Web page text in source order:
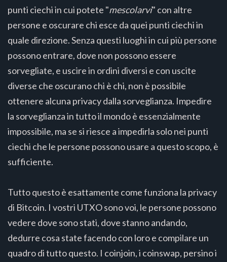
punti ciechi in cui potete "mescolarvi" con altre
persone e oscurare chi esce da quei punti ciechi in
quale direzione. Senza questi luoghi in cui più persone
possono entrare, dove non possono essere
sorvegliate, e uscire in ordini diversi e con uscite
diverse che oscurano chi è chi, non è possibile
ottenere alcuna privacy dalla sorveglianza. Impedire
la sorveglianza in tutto il mondo è essenzialmente
impossibile, ma se si riesce a impedirla solo nei punti
ciechi che le persone possono usare a questo scopo, è
sufficiente.
Tutto questo è esattamente come funziona la privacy
di Bitcoin. I vostri UTXO sono voi, le persone possono
vedere dove sono stati, dove stanno andando,
dedurre cosa state facendo con loro e compilare un
quadro di tutto questo. I coinjoin, i coinswap, persino i